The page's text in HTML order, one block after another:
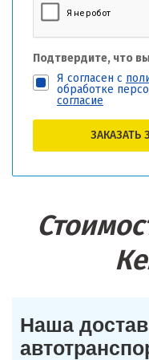
Подтвердите, что
Я согласен с
обработке
согласие
ЗАКАЗАТЬ
Наша